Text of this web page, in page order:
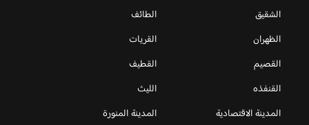
الشقيق
الطائف
الظهران
القريات
القصيم
القطيف
القنفذه
الليث
المدينة الاقتصادية
المدينة المنورة